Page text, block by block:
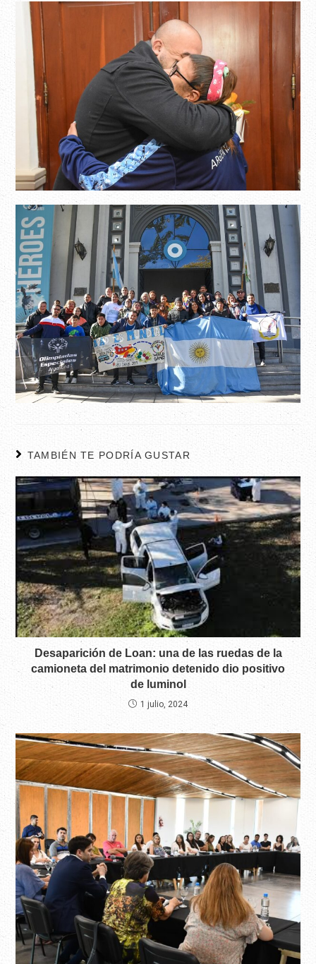
TAMBIÉN TE PODRÍA GUSTAR
Desaparición de Loan: una de las ruedas de la
camioneta del matrimonio detenido dio positivo
de luminol
1 julio, 2024